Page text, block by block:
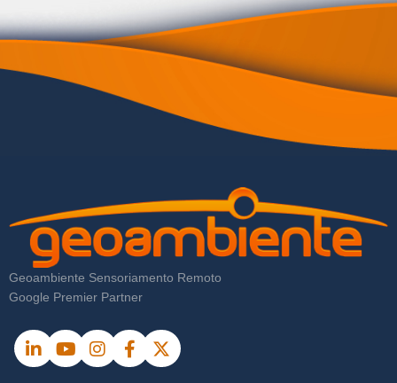
Geoambiente Sensoriamento Remoto
Google Premier Partner